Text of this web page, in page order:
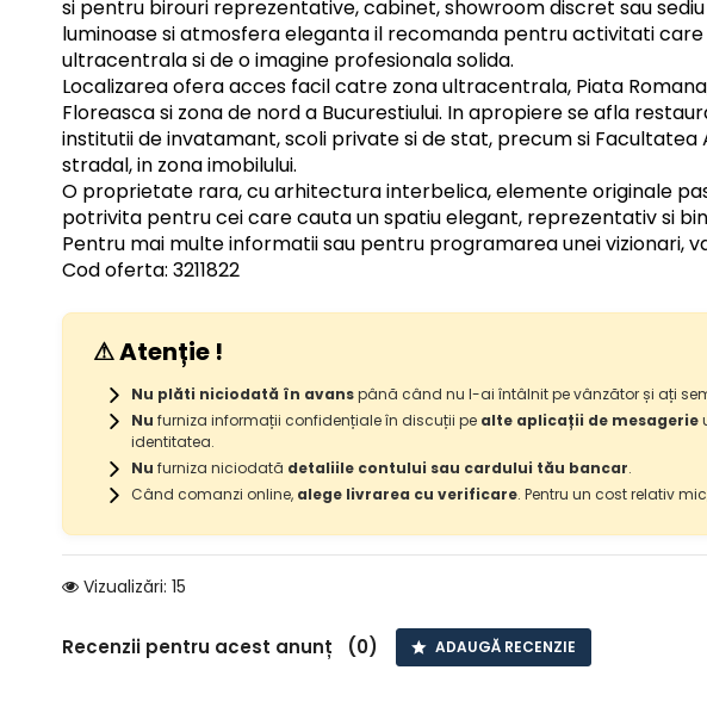
si pentru birouri reprezentative, cabinet, showroom discret sau
luminoase si atmosfera eleganta il recomanda pentru activitati care
ultracentrala si de o imagine profesionala solida.
Localizarea ofera acces facil catre zona ultracentrala, Piata
Floreasca si zona de nord a Bucurestiului. In apropiere se afla
institutii de invatamant, scoli private si de stat, precum si Facultatea
stradal, in zona imobilului.
O proprietate rara, cu arhitectura interbelica, elemente originale
potrivita pentru cei care cauta un spatiu elegant, reprezentativ si
Pentru mai multe informatii sau pentru programarea unei vizionari,
Cod oferta: 3211822
⚠ Atenție !
Nu plăti niciodată în avanspână când nu l-ai întâlnit pe vânzător și ați
Nu furniza informații confidențiale în discuții pe alte aplicații de mesagerie
identitatea.
Nu furniza niciodată detaliile contului sau cardului tău bancar.
Când comanzi online, alege livrarea cu verificare. Pentru un cost relativ
Vizualizări: 15
Recenzii pentru acest anunț (0) ADAUGĂ RECENZIE